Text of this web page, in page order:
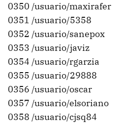
0350 /usuario/maxirafer
0351 /usuario/5358
0352 /usuario/sanepox
0353 /usuario/javiz
0354 /usuario/rgarzia
0355 /usuario/29888
0356 /usuario/oscar
0357 /usuario/elsoriano
0358 /usuario/cjsq84